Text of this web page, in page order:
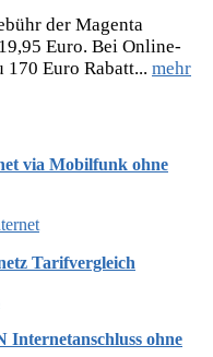
der Magenta
Euro. Bei Online-
Euro Rabatt... mehr
via Mobilfunk ohne
Tarifvergleich
Internetanschluss ohne